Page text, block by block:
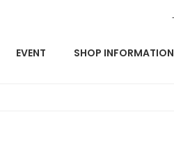
EVENT SHOP INFORMATION